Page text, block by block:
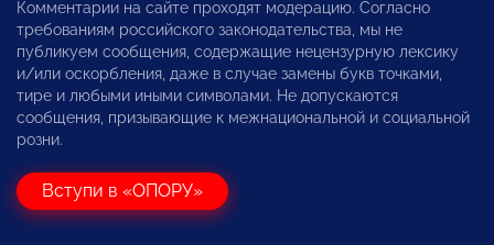
Комментарии на сайте проходят модерацию. Согласно
требованиям российского законодательства, мы не
публикуем сообщения, содержащие нецензурную лексику
и/или оскорбления, даже в случае замены букв точками,
тире и любыми иными символами. Не допускаются
сообщения, призывающие к межнациональной и социальной
розни.
Вступи в «ОПОРУ»